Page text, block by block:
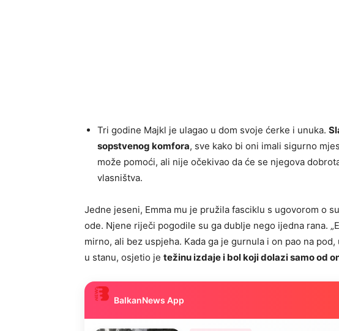
Tri godine Majkl je ulagao u dom svoje ćerke i unuka.
sopstvenog komfora, sve kako bi oni imali sigurno
može pomoći, ali nije očekivao da će se njegova
vlasništva.
Jedne jeseni, Emma mu je pružila fasciklu s ugovorom o
ode. Njene riječi pogodile su ga dublje nego ijedna rana.
mirno, ali bez uspjeha. Kada ga je gurnula i on pao na
u stanu, osjetio je težinu izdaje i bol koji dolazi samo od
BalkanNews App